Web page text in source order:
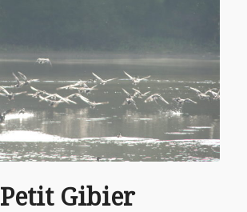
Petit Gibier